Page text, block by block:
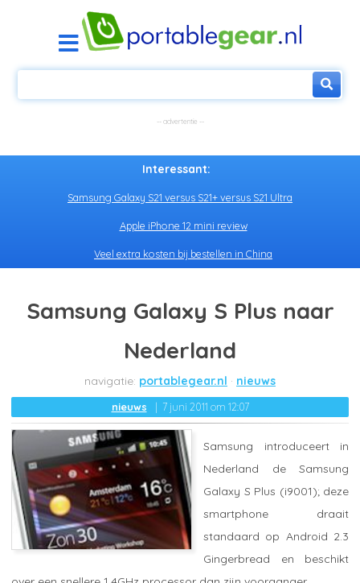
Interessant:
Samsung Galaxy S21 versus S21+ versus S21 Ultra
Apple iPhone 12 mini review
Veel extra kosten bij bestellen in China
Samsung Galaxy S Plus naar
Nederland
portablegear.nl nieuws
nieuws 7 juni 2011 om 12:07
Samsung introduceert in
Nederland de Samsung
Galaxy S Plus (i9001); deze
smartphone draait
standaard op Android 2.3
Gingerbread en beschikt